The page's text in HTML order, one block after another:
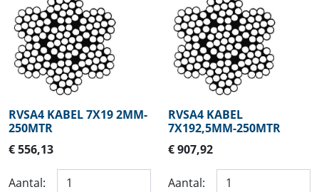
RVSA4 KABEL 7X19 2MM-
250MTR
€ 556,13
Aantal:
RVSA4 KABEL
7X192,5MM-250MTR
€ 907,92
Aantal: